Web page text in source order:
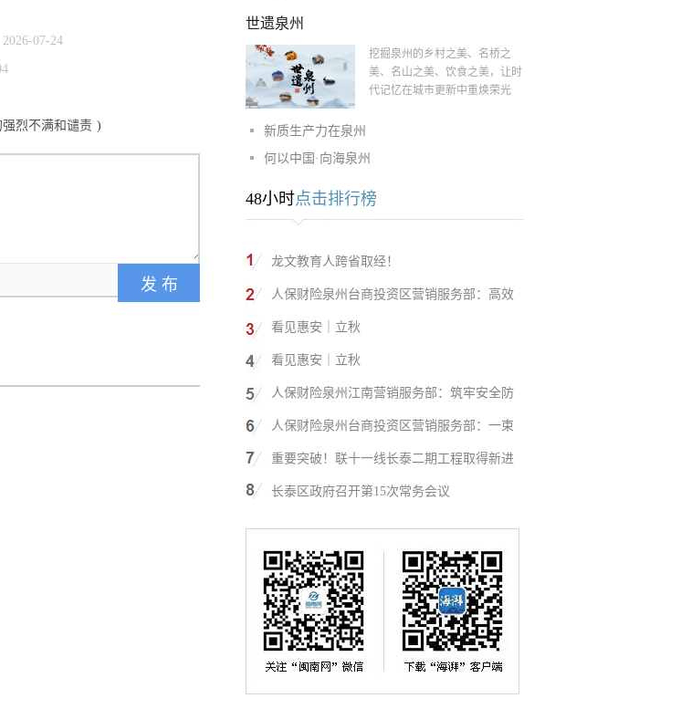
2026-07-24
烈不满和谴责 )
世遗泉州
挖掘泉州的乡村之美、名桥之
美、名山之美、饮食之美，让时
代记忆在城市更新中重焕荣光
新质生产力在泉州
何以中国·向海泉州
48小时点击排行榜
龙文教育人跨省取经！
人保财险泉州台商投资区营销服务部：高效
看见惠安｜立秋
看见惠安｜立秋
人保财险泉州江南营销服务部：筑牢安全防
人保财险泉州台商投资区营销服务部：一束
重要突破！联十一线长泰二期工程取得新进
长泰区政府召开第15次常务会议